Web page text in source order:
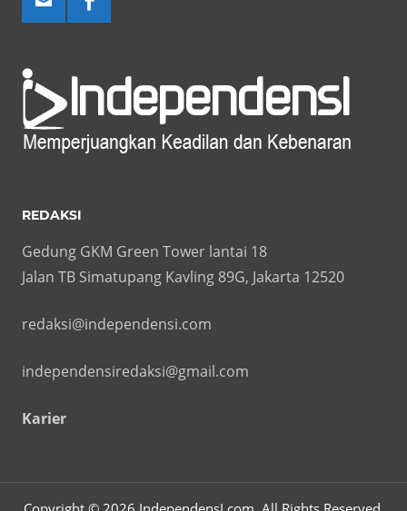
REDAKSI
Gedung GKM Green Tower lantai 18
Jalan TB Simatupang Kavling 89G, Jakarta 12520
redaksi@independensi.com
independensiredaksi@gmail.com
Karier